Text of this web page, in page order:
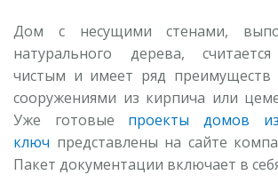
Дом с несущими стенами,
натурального дерева, считается
чистым и имеет ряд преимуществ
сооружениями из кирпича или
Уже готовые проекты домов
ключ представлены на сайте
Пакет документации включает в